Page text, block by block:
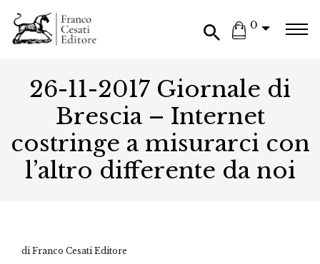
0
26-11-2017 Giornale di
Brescia – Internet
costringe a misurarci con
l’altro differente da noi
di Franco Cesati Editore